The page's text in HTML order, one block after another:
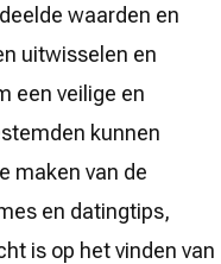
waarden en
uitwisselen en
een ​​veilige en
kunnen
maken van de
en datingtips,
is op het vinden van